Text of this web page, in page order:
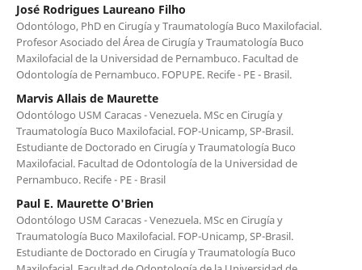
José Rodrigues Laureano Filho
Odontólogo, PhD en Cirugía y Traumatología Buco Maxilofacial.
Profesor Asociado del Área de Cirugía y Traumatología Buco
Maxilofacial de la Universidad de Pernambuco. Facultad de
Odontología de Pernambuco. FOPUPE. Recife - PE - Brasil.
Marvis Allais de Maurette
Odontólogo USM Caracas - Venezuela. MSc en Cirugía y
Traumatología Buco Maxilofacial. FOP-Unicamp, SP-Brasil.
Estudiante de Doctorado en Cirugía y Traumatología Buco
Maxilofacial. Facultad de Odontología de la Universidad de
Pernambuco. Recife - PE - Brasil
Paul E. Maurette O'Brien
Odontólogo USM Caracas - Venezuela. MSc en Cirugía y
Traumatología Buco Maxilofacial. FOP-Unicamp, SP-Brasil.
Estudiante de Doctorado en Cirugía y Traumatología Buco